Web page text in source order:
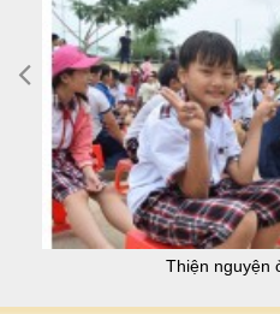
Thiện nguyện